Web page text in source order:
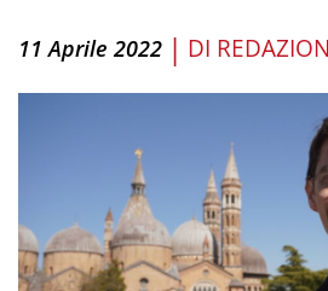
11 Aprile 2022 | DI